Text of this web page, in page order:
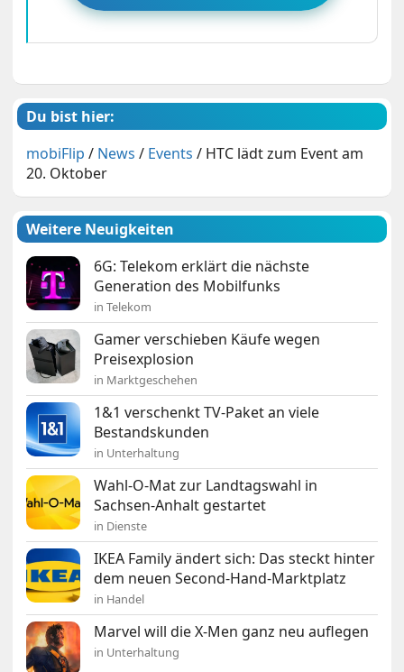
Du bist hier:
mobiFlip / News / Events / HTC lädt zum Event am
20. Oktober
Weitere Neuigkeiten
6G: Telekom erklärt die nächste
Generation des Mobilfunks
in Telekom
Gamer verschieben Käufe wegen
Preisexplosion
in Marktgeschehen
1&1 verschenkt TV-Paket an viele
Bestandskunden
in Unterhaltung
Wahl-O-Mat zur Landtagswahl in
Sachsen-Anhalt gestartet
in Dienste
IKEA Family ändert sich: Das steckt hinter
dem neuen Second-Hand-Marktplatz
in Handel
Marvel will die X-Men ganz neu auflegen
in Unterhaltung